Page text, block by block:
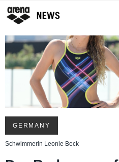
GERMANY
Schwimmerin Leonie Beck